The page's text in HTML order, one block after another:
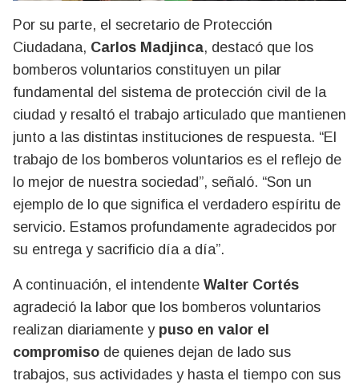
Por su parte, el secretario de Protección
Ciudadana, Carlos Madjinca, destacó que los
bomberos voluntarios constituyen un pilar
fundamental del sistema de protección civil de la
ciudad y resaltó el trabajo articulado que mantienen
junto a las distintas instituciones de respuesta. “El
trabajo de los bomberos voluntarios es el reflejo de
lo mejor de nuestra sociedad”, señaló. “Son un
ejemplo de lo que significa el verdadero espíritu de
servicio. Estamos profundamente agradecidos por
su entrega y sacrificio día a día”.
A continuación, el intendente Walter Cortés
agradeció la labor que los bomberos voluntarios
realizan diariamente y puso en valor el
compromiso de quienes dejan de lado sus
trabajos, sus actividades y hasta el tiempo con sus